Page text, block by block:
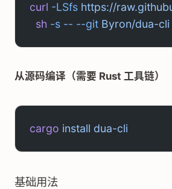
curl -LSfs https://
  sh
-s -- --git Byron/dua-cli
从源码编译（需要 Rust 工具链）
cargo install dua-cli
基础用法